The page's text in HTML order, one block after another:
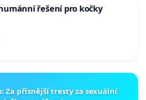
řešení pro kočky
Za přísnější tresty za sexuální